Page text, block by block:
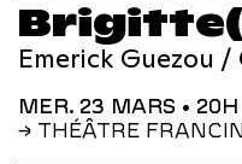
Emerick Guezou
MER. 23 MARS • 20H
→ THÉÂTRE